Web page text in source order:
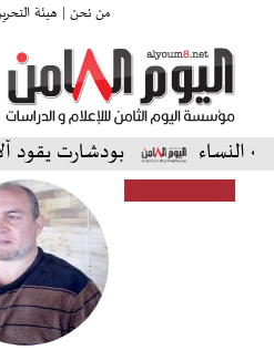
من نحن | هيئة
بودشارت يقود آلاف